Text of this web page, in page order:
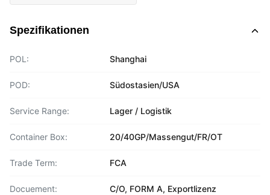
Spezifikationen
POL: Shanghai
POD: Südostasien/USA
Service Range: Lager / Logistik
Container Box: 20/40GP/Massengut/FR/OT
Trade Term: FCA
Docuement: C/O, FORM A, Exportlizenz